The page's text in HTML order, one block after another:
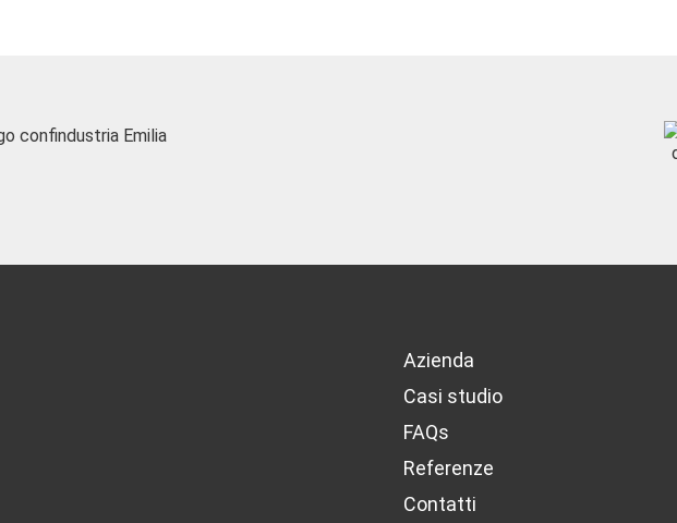
Azienda
Casi studio
FAQs
Referenze
Contatti